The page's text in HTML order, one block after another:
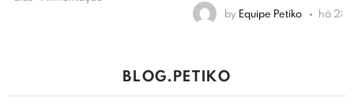
Enriquecimento Ambiental
BLOG.PETIKO